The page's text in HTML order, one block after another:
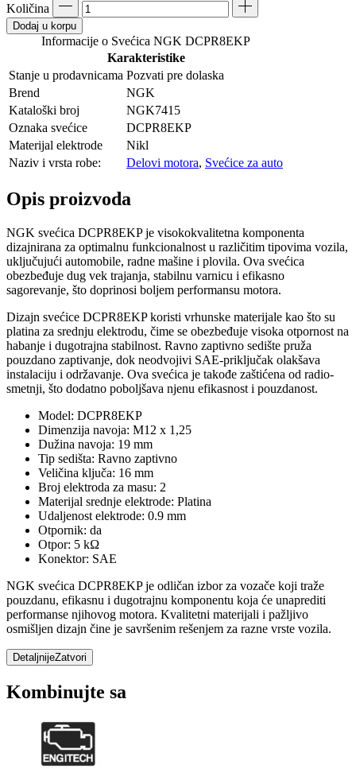
Količina
Dodaj u korpu
Informacije o Svećica NGK DCPR8EKP
Karakteristike
Stanje u prodavnicama Pozvati pre dolaska
Brend
NGK
Kataloški broj
NGK7415
Oznaka svećice
DCPR8EKP
Materijal elektrode
Nikl
Naziv i vrsta robe:
Delovi motora, Svećice za auto
Opis proizvoda
NGK svećica DCPR8EKP je visokokvalitetna komponenta
dizajnirana za optimalnu funkcionalnost u različitim tipovima vozila,
uključujući automobile, radne mašine i plovila. Ova svećica
obezbeđuje dug vek trajanja, stabilnu varnicu i efikasno
sagorevanje, što doprinosi boljem performansu motora.
Dizajn svećice DCPR8EKP koristi vrhunske materijale kao što su
platina za srednju elektrodu, čime se obezbeđuje visoka otpornost na
habanje i dugotrajna stabilnost. Ravno zaptivno sedište pruža
pouzdano zaptivanje, dok neodvojivi SAE-priključak olakšava
instalaciju i održavanje. Ova svećica je takođe zaštićena od radio-
smetnji, što dodatno poboljšava njenu efikasnost i pouzdanost.
Model: DCPR8EKP
Dimenzija navoja: M12 x 1,25
Dužina navoja: 19 mm
Tip sedišta: Ravno zaptivno
Veličina ključa: 16 mm
Broj elektroda za masu: 2
Materijal srednje elektrode: Platina
Udaljenost elektrode: 0.9 mm
Otpornik: da
Otpor: 5 kΩ
Konektor: SAE
NGK svećica DCPR8EKP je odličan izbor za vozače koji traže
pouzdanu, efikasnu i dugotrajnu komponentu koja će unaprediti
performanse njihovog motora. Kvalitetni materijali i pažljivo
osmišljen dizajn čine je savršenim rešenjem za razne vrste vozila.
DetaljnijeZatvori
Kombinujte sa